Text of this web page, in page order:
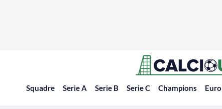
Squadre Serie A Serie B Serie C Champions